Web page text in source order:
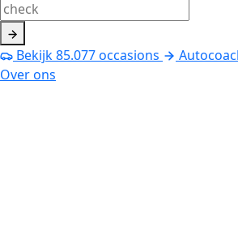
Bekijk85.077occasions
Over ons